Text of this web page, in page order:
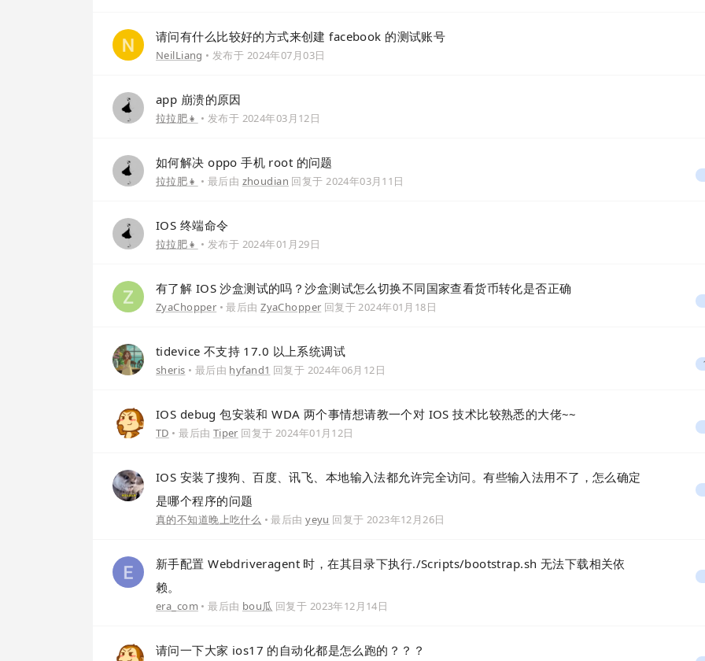
请问有什么比较好的方式来创建 facebook 的测试账号
NeilLiang • 发布于 2024年07月03日
app 崩溃的原因
拉拉肥👧 • 发布于 2024年03月12日
如何解决 oppo 手机 root 的问题
拉拉肥👧 • 最后由 zhoudian 回复于2024年03月11日
IOS 终端命令
拉拉肥👧 • 发布于 2024年01月29日
有了解 IOS 沙盒测试的吗？沙盒测试怎么切换不同国家查看货币转化是否正确
ZyaChopper • 最后由ZyaChopper 回复于2024年01月18日
tidevice 不支持 17.0 以上系统调试
sheris • 最后由 hyfand1 回复于 2024年06月12日
IOS debug 包安装和 WDA 两个事情想请教一个对 IOS 技术比较熟悉的大佬~~
TD • 最后由 Tiper 回复于2024年01月12日
IOS 安装了搜狗、百度、讯飞、本地输入法都允许完全访问。有些输入法用不了，怎么确定
是哪个程序的问题
真的不知道晚上吃什么 • 最后由yeyu 回复于 2023年12月26日
新手配置 Webdriveragent 时，在其目录下执行./Scripts/bootstrap.sh 无法下载相关依
赖。
era_com • 最后由 bou瓜 回复于 2023年12月14日
请问一下大家 ios17 的自动化都是怎么跑的？？？